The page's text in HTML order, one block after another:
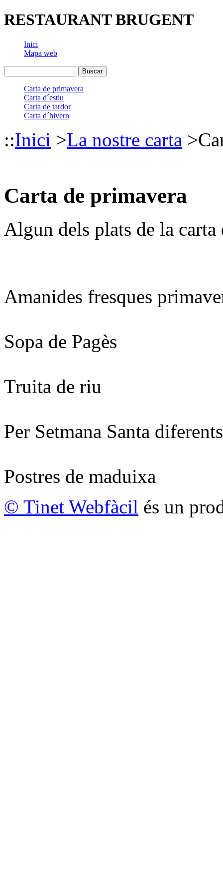
RESTAURANT BRUGENT
Inici
Mapa web
Carta de primavera
Carta d´estiu
Carta de tardor
Carta d´hivern
::Inici >La nostre carta >
Carta de primavera
Algun dels plats de la carta
Amanides fresques
Sopa de Pagès
Truita de riu
Per Setmana Santa
Postres de maduixa
© Tinet Webfàcil és un